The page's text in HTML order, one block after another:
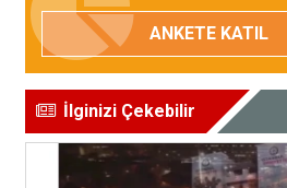
ANKETE KATIL
İlginizi Çekebilir